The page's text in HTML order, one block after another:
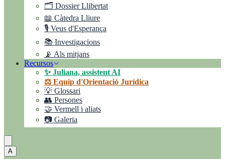
🗂️ Dossier Llibertat
📖 Càtedra Lliure
🎙️ Veus d'Esperança
📚 Investigacions
📡 Als mitjans
Recursos
✨ Juliana, assistent AI
⚖️ Equip d'Orientació Jurídica
💡 Glossari
👥 Persones
🤝 Vermell i aliats
📷 Galeria
A